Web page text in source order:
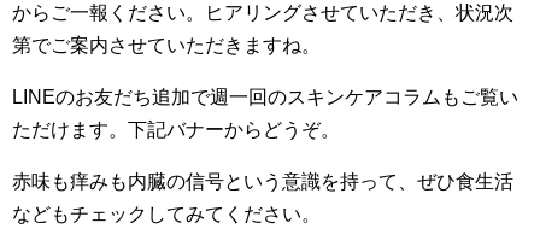
からご一報ください。ヒアリングさせていただき、状況次
第でご案内させていただきますね。
LINEのお友だち追加で週一回のスキンケアコラムもご覧い
ただけます。下記バナーからどうぞ。
赤味も痒みも内臓の信号という意識を持って、ぜひ食生活
などもチェックしてみてください。